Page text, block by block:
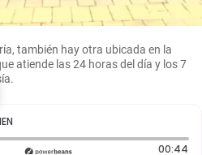
también hay otra ubicada en la
atiende las 24 horas del día y los 7
0 segundos 00:44